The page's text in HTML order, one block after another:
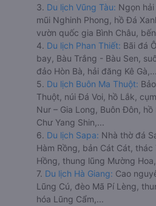
3. Du lịch Vũng Tàu: Ngọn hải
mũi Nghinh Phong, hồ Đá
vườn quốc gia Bình Châu,
4. Du lịch Phan Thiết: Bãi đá
bay, Bàu Trắng - Bàu Sen,
đảo Hòn Bà, hải đăng Kê Gà,...
5. Du lịch Buôn Ma Thuột:
Thuột, núi Đá Voi, hồ Lắk,
Nur – Gia Long, Buôn Đôn,
Chư Yang Shin,...
6. Du lịch Sapa: Nhà thờ đá
Hàm Rồng, bản Cát Cát,
Hồng, thung lũng Mường
7. Du lịch Hà Giang: Cao
Lũng Cú, đèo Mã Pí Lèng,
hóa Lũng Cẩm,...